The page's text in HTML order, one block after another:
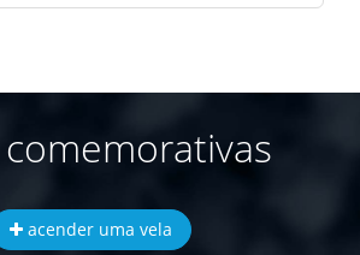
acender uma vela